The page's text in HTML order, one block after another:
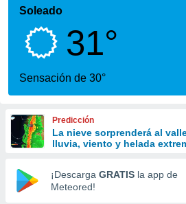
por
que se
calidad.
a este
las
y
forma
digital
basada
Soleado
31°
Sensación de 30°
Predicción
La nieve sorprenderá al
lluvia, viento y helada
¡Descarga GRATIS la app de
Meteored!